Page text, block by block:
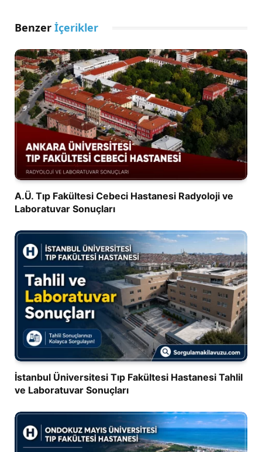
Benzer İçerikler
A.Ü. Tıp Fakültesi Cebeci Hastanesi Radyoloji ve
Laboratuvar Sonuçları
İstanbul Üniversitesi Tıp Fakültesi Hastanesi Tahlil
ve Laboratuvar Sonuçları